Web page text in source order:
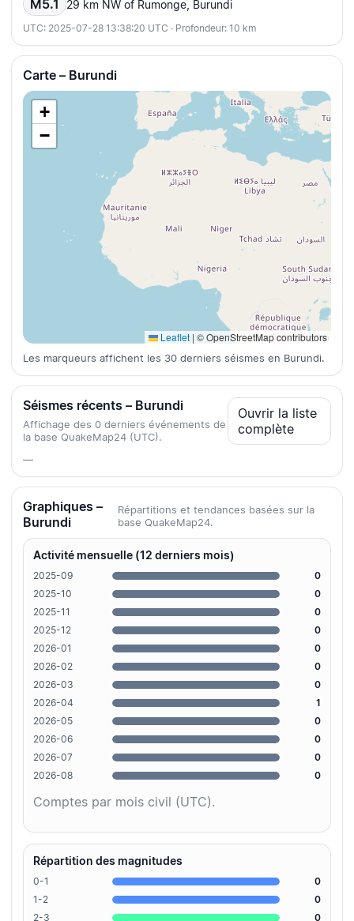
M5.1 29 km NW of Rumonge, Burundi
UTC: 2025-07-28 13:38:20 UTC · Profondeur: 10 km
Carte – Burundi
+
−
Leaflet | © OpenStreetMap contributors
Les marqueurs affichent les 30 derniers séismes en Burundi.
Séismes récents – Burundi
Affichage des 0 derniers événements de
la base QuakeMap24 (UTC).
Ouvrir la liste
complète
—
Graphiques –
Burundi
Répartitions et tendances basées sur la
base QuakeMap24.
Activité mensuelle (12 derniers mois)
2025-09
0
2025-10
0
2025-11
0
2025-12
0
2026-01
0
2026-02
0
2026-03
0
2026-04
1
2026-05
0
2026-06
0
2026-07
0
2026-08
0
Comptes par mois civil (UTC).
Répartition des magnitudes
0-1
0
1-2
0
2-3
0